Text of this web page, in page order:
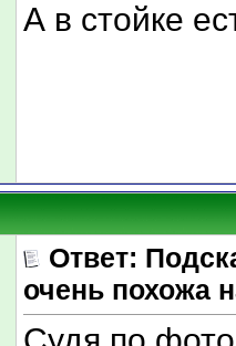
А в стойке
Ответ:
очень похожа